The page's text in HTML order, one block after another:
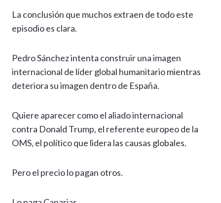
La conclusión que muchos extraen de todo este
episodio es clara.
Pedro Sánchez intenta construir una imagen
internacional de líder global humanitario mientras
deteriora su imagen dentro de España.
Quiere aparecer como el aliado internacional
contra Donald Trump, el referente europeo de la
OMS, el político que lidera las causas globales.
Pero el precio lo pagan otros.